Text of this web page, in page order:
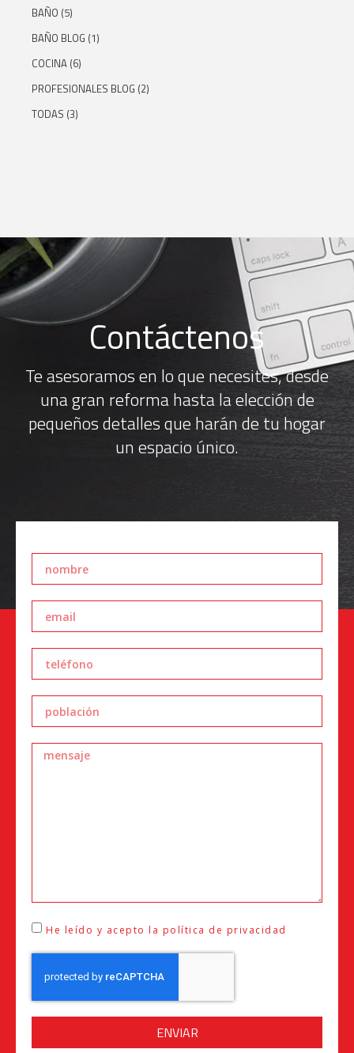
BAÑO (5)
BAÑO BLOG (1)
COCINA (6)
PROFESIONALES BLOG (2)
TODAS (3)
Contáctenos
Te asesoramos en lo que necesites, desde
una gran reforma hasta la elección de
pequeños detalles que harán de tu hogar
un espacio único.
He leído y acepto la política de privacidad
ENVIAR